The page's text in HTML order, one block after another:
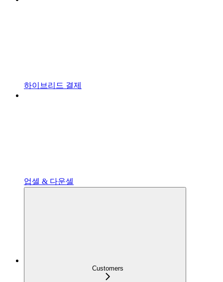
하이브리드 결제
업셀 & 다운셀
Customers